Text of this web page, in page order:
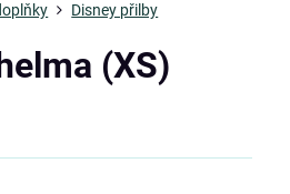
Disney přilby
(XS)